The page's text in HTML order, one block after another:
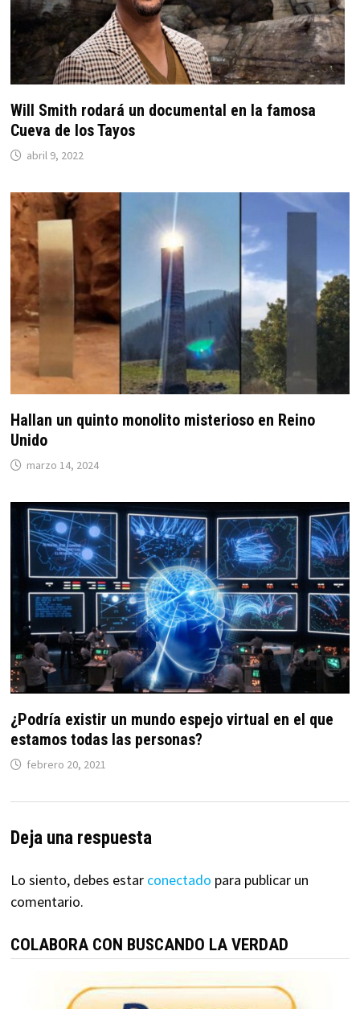
Will Smith rodará un documental en la famosa
Cueva de los Tayos
abril 9, 2022
Hallan un quinto monolito misterioso en Reino
Unido
marzo 14, 2024
¿Podría existir un mundo espejo virtual en el que
estamos todas las personas?
febrero 20, 2021
Deja una respuesta
Lo siento, debes estar conectado para publicar un
comentario.
COLABORA CON BUSCANDO LA VERDAD